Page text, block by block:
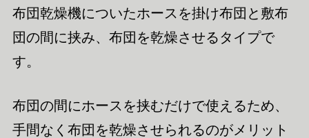
布団乾燥機についたホースを掛け布団と敷布
団の間に挟み、布団を乾燥させるタイプで
す。
布団の間にホースを挟むだけで使えるため、
手間なく布団を乾燥させられるのがメリット